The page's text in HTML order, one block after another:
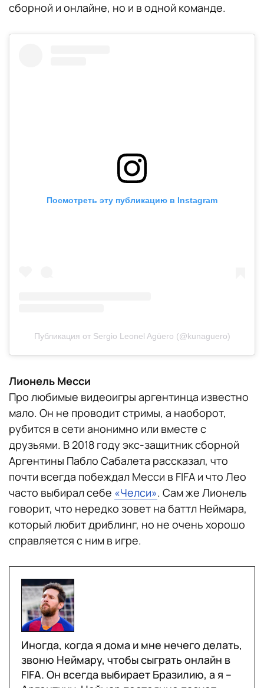
сборной и онлайне, но и в одной команде.
Посмотреть эту публикацию в Instagram
Публикация от Sergio Leonel Agüero (@kunaguero)
Лионель Месси
Про любимые видеоигры аргентинца известно
мало. Он не проводит стримы, а наоборот,
рубится в сети анонимно или вместе с
друзьями. В 2018 году экс-защитник сборной
Аргентины Пабло Сабалета рассказал, что
почти всегда побеждал Месси в FIFA и что Лео
часто выбирал себе «Челси». Сам же Лионель
говорит, что нередко зовет на баттл Неймара,
который любит дриблинг, но не очень хорошо
справляется с ним в игре.
Иногда, когда я дома и мне нечего делать,
звоню Неймару, чтобы сыграть онлайн в
FIFA. Он всегда выбирает Бразилию, а я –